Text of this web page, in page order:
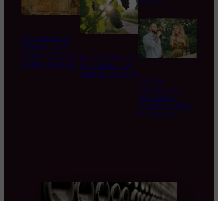
Une bouteille de
Romanée-Conti
adjugée 558.000
dollars, un record
Les conséquences
du réchauffement
climatique sur le vin
L’Horloge
Champenoise :
Apprendre à
Déguster les Bulles
au Fil du Jour